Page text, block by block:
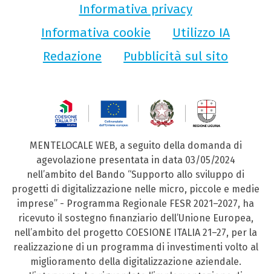
Informativa privacy
Informativa cookie
Utilizzo IA
Redazione
Pubblicità sul sito
MENTELOCALE WEB, a seguito della domanda di
agevolazione presentata in data 03/05/2024
nell’ambito del Bando “Supporto allo sviluppo di
progetti di digitalizzazione nelle micro, piccole e medie
imprese” - Programma Regionale FESR 2021–2027, ha
ricevuto il sostegno finanziario dell’Unione Europea,
nell’ambito del progetto COESIONE ITALIA 21–27, per la
realizzazione di un programma di investimenti volto al
miglioramento della digitalizzazione aziendale.